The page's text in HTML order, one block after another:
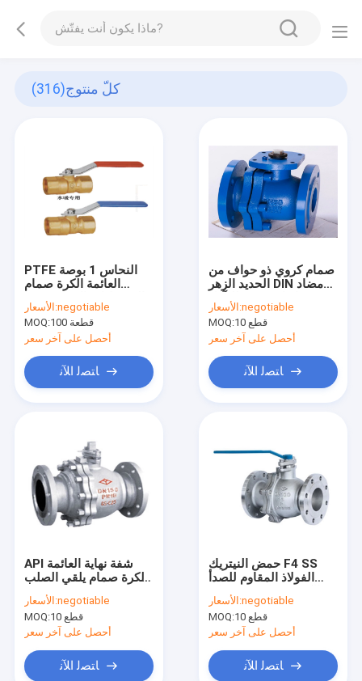
كلّ منتوج(316)
PTFE النحاس 1 بوصة
العائمة الكرة صمام
ميجا باسكال الضغط
الأسعار:negotiable
MOQ:
100 قطعة
أحصل على آخر سعر
ﺎﺘﺼﻟ ﺍﻶﻧ
صمام كروي ذو حواف من
الحديد الزهر DIN مضاد
الأسعار:negotiable
MOQ:
10 قطع
أحصل على آخر سعر
ﺎﺘﺼﻟ ﺍﻶﻧ
API شفة نهاية العائمة
الكرة صمام يلقي الصلب
الأسعار:negotiable
MOQ:
10 قطع
أحصل على آخر سعر
ﺎﺘﺼﻟ ﺍﻶﻧ
حمض النيتريك F4 SS
الفولاذ المقاوم للصدأ
الكرة صمام شفة نهاية
1.6 / 2.5 / 4.0 /
6.4mpa
الأسعار:negotiable
MOQ:
10 قطع
أحصل على آخر سعر
ﺎﺘﺼﻟ ﺍﻶﻧ